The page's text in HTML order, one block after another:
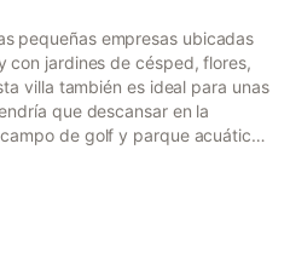
pequeñas empresas ubicadas
con jardines de césped, flores,
villa también es ideal para unas
que descansar en la
de golf y parque acuático
hay muchos deportes